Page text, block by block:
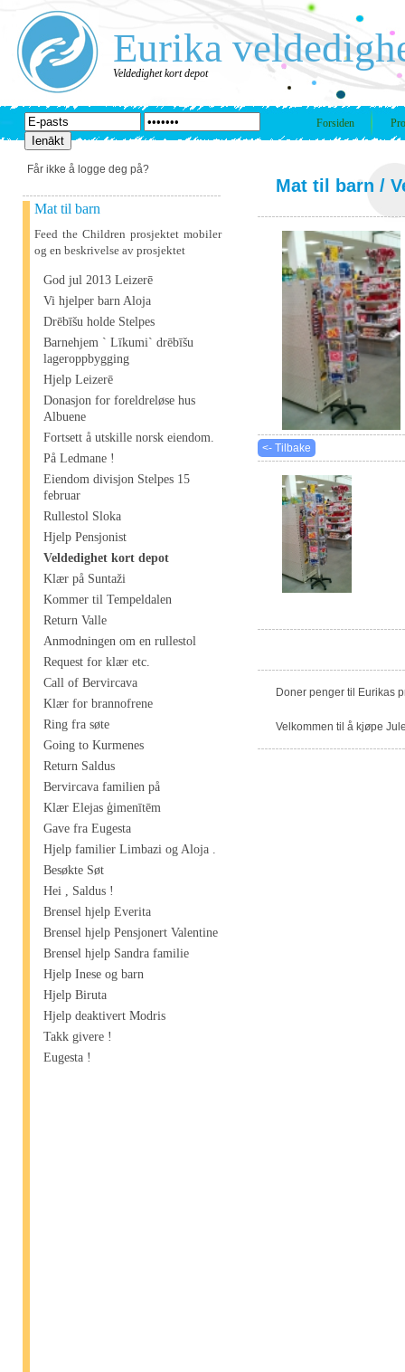
Eurika
Veldedighet kort depot
Forsiden
Får ikke å logge deg på?
Mat til barn
Feed the Children prosjektet mobiler
og en beskrivelse av prosjektet
God jul 2013 Leizerē
Vi hjelper barn Aloja
Drēbīšu holde Stelpes
Barnehjem ` Līkumi` drēbīšu
lageroppbygging
Hjelp Leizerē
Donasjon for foreldreløse hus
Albuene
Fortsett å utskille norsk eiendom.
På Ledmane !
Eiendom divisjon Stelpes 15
februar
Rullestol Sloka
Hjelp Pensjonist
Veldedighet kort depot
Klær på Suntaži
Kommer til Tempeldalen
Return Valle
Anmodningen om en rullestol
Request for klær etc.
Call of Bervircava
Klær for brannofrene
Ring fra søte
Going to Kurmenes
Return Saldus
Bervircava familien på
Klær Elejas ģimenītēm
Gave fra Eugesta
Hjelp familier Limbazi og Aloja .
Besøkte Søt
Hei , Saldus !
Brensel hjelp Everita
Brensel hjelp Pensjonert Valentine
Brensel hjelp Sandra familie
Hjelp Inese og barn
Hjelp Biruta
Hjelp deaktivert Modris
Takk givere !
Eugesta !
Mat til barn /
<- Tilbake
Doner penger til Eurikas
Velkommen til å kjøpe